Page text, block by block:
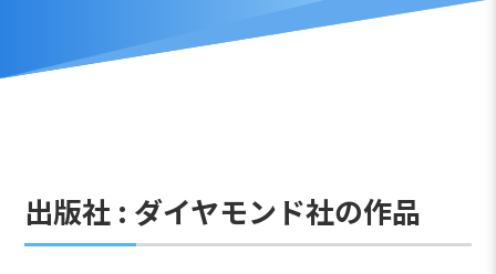
出版社 : ダイヤモンド社の作品